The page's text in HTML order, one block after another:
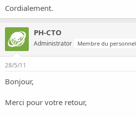
Cordialement.
PH-CTO
Administrator Membre du personnel
28/5/11
Bonjour,
Merci pour votre retour,